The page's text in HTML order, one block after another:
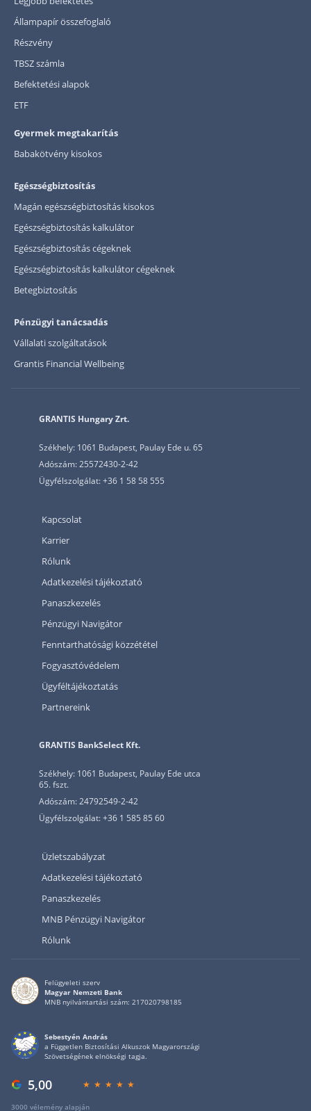
Rólunk
Kapcsolat
Karrier
Minősített Fogyasztóbarát Otthonbiztosítás
Állampapír összefoglaló
Részvény
TBSZ számla
Befektetési alapok
ETF
Gyermek megtakarítás
Babakötvény kisokos
Egészségbiztosítás
Magán egészségbiztosítás kisokos
Egészségbiztosítás kalkulátor
Egészségbiztosítás cégeknek
Egészségbiztosítás kalkulátor cégeknek
Betegbiztosítás
Pénzügyi tanácsadás
Vállalati szolgáltatások
Grantis Financial Wellbeing
GRANTIS Hungary Zrt.
Székhely: 1061 Budapest, Paulay Ede u. 65
Adószám: 25572430-2-42
Ügyfélszolgálat: +36 1 58 58 555
Kapcsolat
Karrier
Rólunk
Adatkezelési tájékoztató
Panaszkezelés
Pénzügyi Navigátor
Fenntarthatósági közzététel
Fogyasztóvédelem
Ügyféltájékoztatás
Partnereink
GRANTIS BankSelect Kft.
Székhely: 1061 Budapest, Paulay Ede utca
65. fszt.
Adószám: 24792549-2-42
Ügyfélszolgálat: +36 1 585 85 60
Üzletszabályzat
Adatkezelési tájékoztató
Panaszkezelés
MNB Pénzügyi Navigátor
Rólunk
Felügyeleti szerv
Magyar Nemzeti Bank
MNB nyilvántartási szám: 217020798185
Sebestyén András
a Független Biztosítási Alkuszok Magyarországi
Szövetségének elnökségi tagja.
5,00
3000 vélemény alapján